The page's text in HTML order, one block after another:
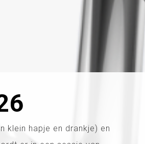
klein hapje en drankje) en